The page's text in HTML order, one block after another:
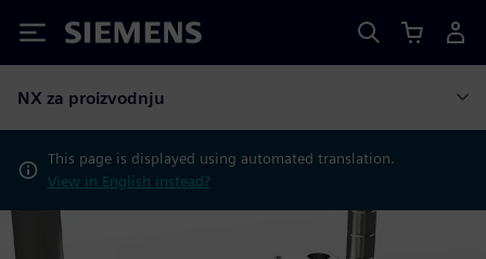
Siemens
NX za proizvodnju
This page is displayed using automated translation.
View in English instead?